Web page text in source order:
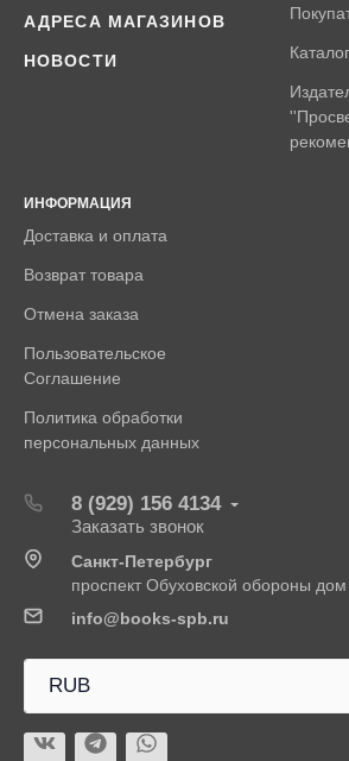
АДРЕСА МАГАЗИНОВ
НОВОСТИ Каталог
ИНФОРМАЦИЯ
Доставка и оплата
Возврат товара
Отмена заказа
Пользовательское
Соглашение
Политика обработки
персональных данных
8 (929) 156 4134
Заказать звонок
Санкт-Петербург
проспект Обуховской обороны дом
info@books-spb.ru